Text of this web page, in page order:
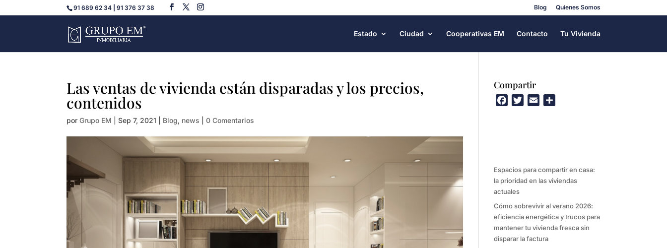
91 689 62 34 | 91 376 37 38 Blog Quienes Somos
Estado Ciudad Cooperativas EM Contacto Tu Vivienda
Las ventas de vivienda están disparadas y los precios,
contenidos
porGrupo EM |Sep 7, 2021 Blog, news |0 Comentarios
Compartir
o
k
r
t
i
Espacios para compartir en casa:
la prioridad en las viviendas
actuales
Cómo sobrevivir al verano 2026:
eficiencia energética y trucos para
mantener tu vivienda fresca sin
disparar la factura